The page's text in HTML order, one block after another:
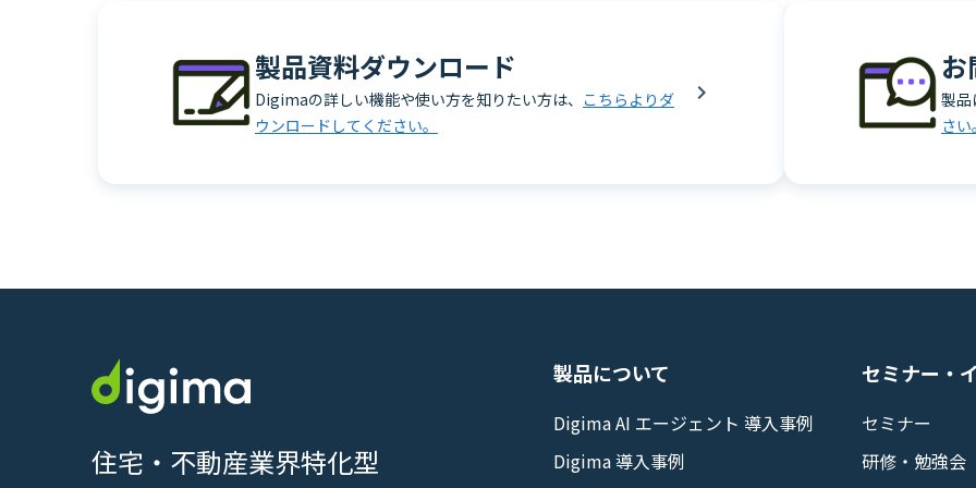
製品資料ダウンロード
Digimaの詳しい機能や使い方を知りたい方は、 こちらよりダ
ウンロードしてください。
製品
さい
住宅・不動産業界特化型
製品について
Digima AI エージェント 導入事例
Digima 導入事例
セミナー・
セミナー
研修・勉強会